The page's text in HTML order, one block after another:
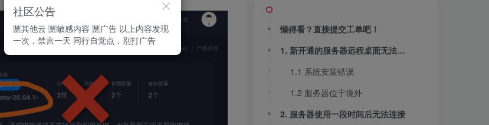
懒得看？直接提交工单吧！
1. 新开通的服务器远程桌面无法连接
1.1 系统安装错误
1.2 服务器位于境外
2. 服务器使用一段时间后无法连接
社区公告
🈲其他云 🈲敏感内容 🈲广告 以上内容发现
一次，禁言一天 同行自觉点，别打广告